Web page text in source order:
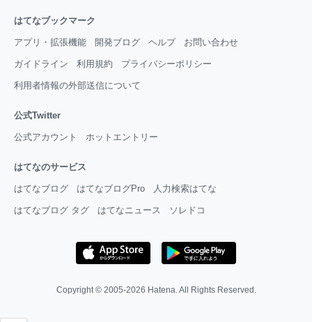
はてなブックマーク
アプリ・拡張機能 開発ブログ ヘルプ お問い合わせ
ガイドライン 利用規約 プライバシーポリシー
利用者情報の外部送信について
公式Twitter
公式アカウント ホットエントリー
はてなのサービス
はてなブログ はてなブログPro 人力検索はてな
はてなブログ タグ はてなニュース ソレドコ
Copyright © 2005-2026 Hatena. All Rights Reserved.